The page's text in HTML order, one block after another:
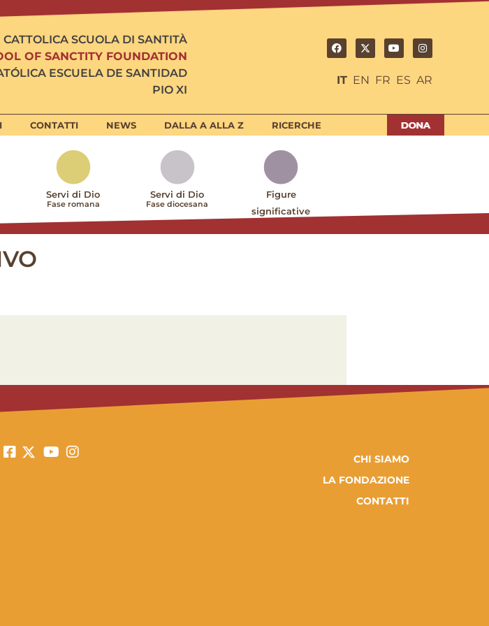
SCUOLA DI SANTITÀ
OF SANCTITY FOUNDATION
ESCUELA DE SANTIDAD
PIO XI
IT EN FR ES AR
CONTATTI NEWS DALLA A ALLA Z RICERCHE
Servi di Dio
Fase romana
Servi di Dio
Fase diocesana
Figure
significative
CHI SIAMO
LA FONDAZIONE
CONTATTI